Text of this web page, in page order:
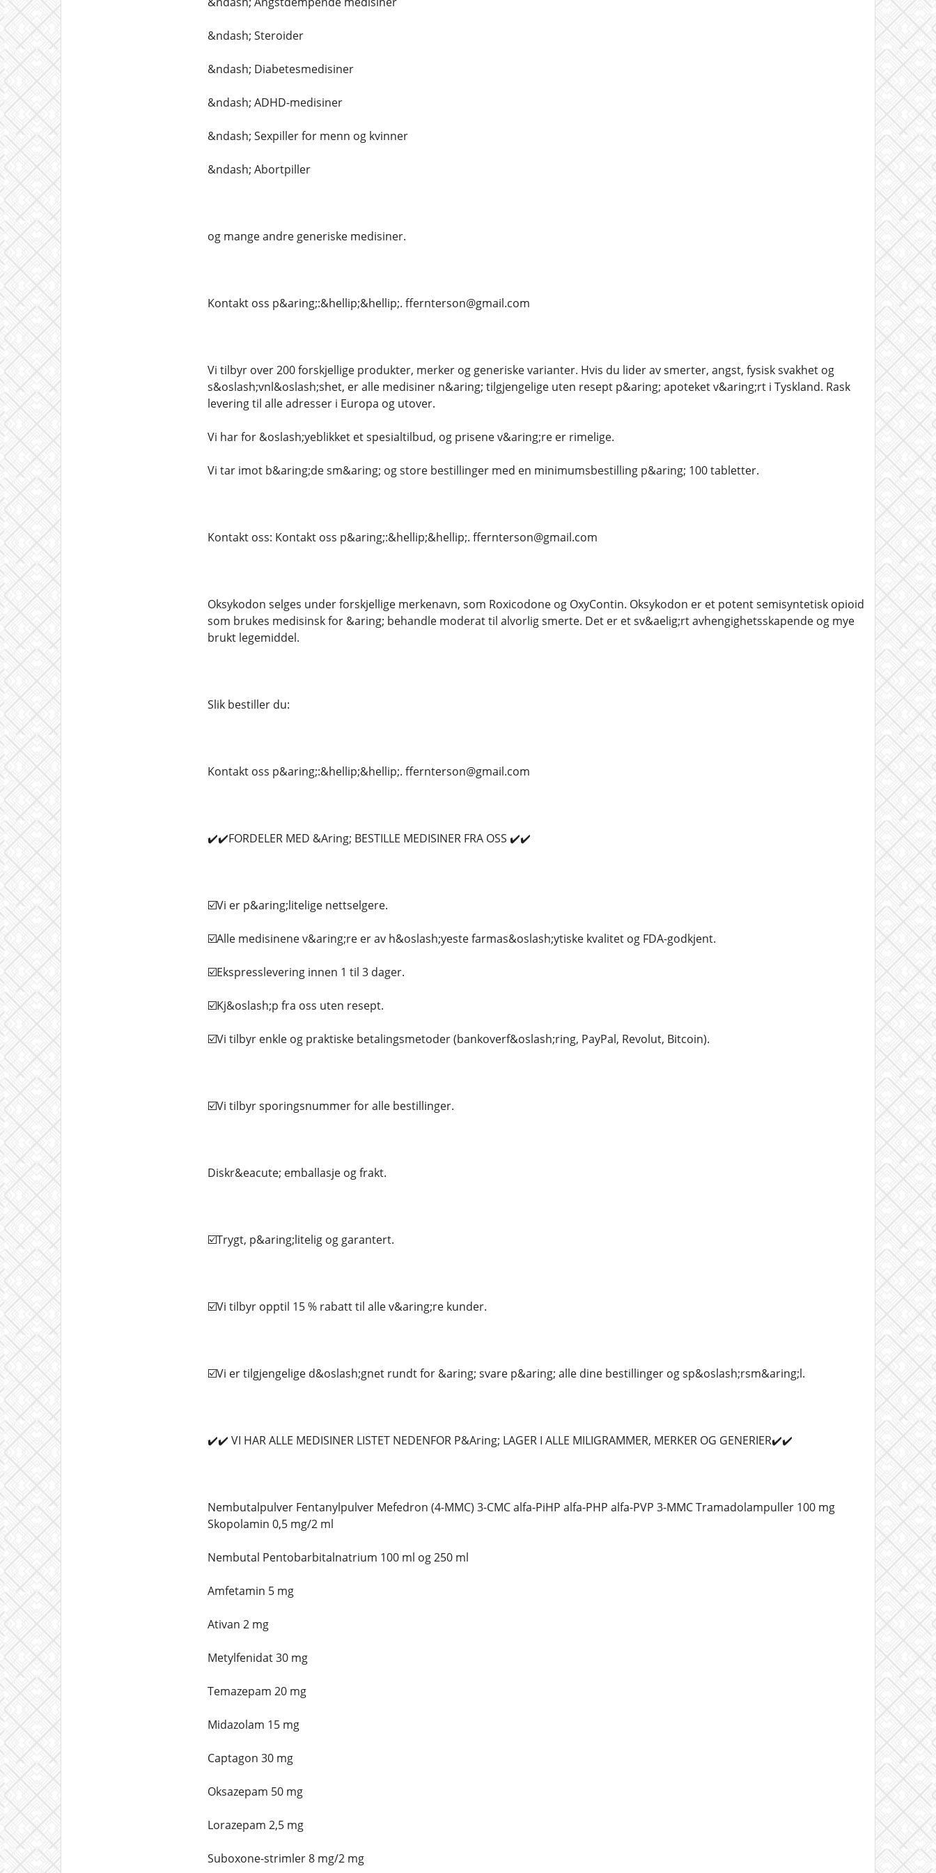
&ndash; Steroider
&ndash; Diabetesmedisiner
&ndash; ADHD-medisiner
&ndash; Sexpiller for menn og kvinner
&ndash; Abortpiller
og mange andre generiske medisiner.
Kontakt oss p&aring;:&hellip;&hellip;. ffernterson@gmail.com
Vi tilbyr over 200 forskjellige produkter, merker og generiske varianter. Hvis du lider av smerter, angst, fysisk svakhet og
s&oslash;vnl&oslash;shet, er alle medisiner n&aring; tilgjengelige uten resept p&aring; apoteket v&aring;rt i Tyskland. Rask
levering til alle adresser i Europa og utover.
Vi har for &oslash;yeblikket et spesialtilbud, og prisene v&aring;re er rimelige.
Vi tar imot b&aring;de sm&aring; og store bestillinger med en minimumsbestilling p&aring; 100 tabletter.
Kontakt oss: Kontakt oss p&aring;:&hellip;&hellip;. ffernterson@gmail.com
Oksykodon selges under forskjellige merkenavn, som Roxicodone og OxyContin. Oksykodon er et potent semisyntetisk opioid
som brukes medisinsk for &aring; behandle moderat til alvorlig smerte. Det er et sv&aelig;rt avhengighetsskapende og mye
brukt legemiddel.
Slik bestiller du:
Kontakt oss p&aring;:&hellip;&hellip;. ffernterson@gmail.com
✔️✔️FORDELER MED &Aring; BESTILLE MEDISINER FRA OSS ✔️✔️
☑️Vi er p&aring;litelige nettselgere.
☑️Alle medisinene v&aring;re er av h&oslash;yeste farmas&oslash;ytiske kvalitet og FDA-godkjent.
☑️Ekspresslevering innen 1 til 3 dager.
☑️Kj&oslash;p fra oss uten resept.
☑️Vi tilbyr enkle og praktiske betalingsmetoder (bankoverf&oslash;ring, PayPal, Revolut, Bitcoin).
☑️Vi tilbyr sporingsnummer for alle bestillinger.
Diskr&eacute; emballasje og frakt.
☑️Trygt, p&aring;litelig og garantert.
☑️Vi tilbyr opptil 15 % rabatt til alle v&aring;re kunder.
☑️Vi er tilgjengelige d&oslash;gnet rundt for &aring; svare p&aring; alle dine bestillinger og sp&oslash;rsm&aring;l.
✔️✔️ VI HAR ALLE MEDISINER LISTET NEDENFOR P&Aring; LAGER I ALLE MILIGRAMMER, MERKER OG GENERIER✔️✔️
Nembutalpulver Fentanylpulver Mefedron (4-MMC) 3-CMC alfa-PiHP alfa-PHP alfa-PVP 3-MMC Tramadolampuller 100 mg
Skopolamin 0,5 mg/2 ml
Nembutal Pentobarbitalnatrium 100 ml og 250 ml
Amfetamin 5 mg
Ativan 2 mg
Metylfenidat 30 mg
Temazepam 20 mg
Midazolam 15 mg
Captagon 30 mg
Oksazepam 50 mg
Lorazepam 2,5 mg
Suboxone-strimler 8 mg/2 mg